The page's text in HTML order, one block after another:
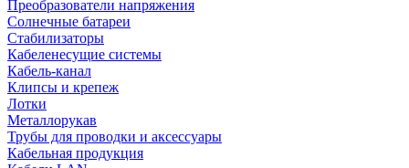
Преобразователи напряжения
Солнечные батареи
Стабилизаторы
Кабеленесущие системы
Кабель-канал
Клипсы и крепеж
Лотки
Металлорукав
Трубы для проводки и аксессуары
Кабельная продукция